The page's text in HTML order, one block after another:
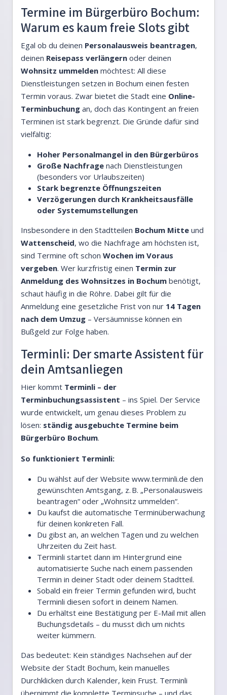
Termine im Bürgerbüro Bochum:
Warum es kaum freie Slots gibt
Egal ob du deinen Personalausweis beantragen,
deinen Reisepass verlängern oder deinen
Wohnsitz ummelden möchtest: All diese
Dienstleistungen setzen in Bochum einen festen
Termin voraus. Zwar bietet die Stadt eine Online-
Terminbuchung an, doch das Kontingent an freien
Terminen ist stark begrenzt. Die Gründe dafür sind
vielfältig:
Hoher Personalmangel in den Bürgerbüros
Große Nachfrage nach Dienstleistungen
(besonders vor Urlaubszeiten)
Stark begrenzte Öffnungszeiten
Verzögerungen durch Krankheitsausfälle
oder Systemumstellungen
Insbesondere in den Stadtteilen Bochum Mitte und
Wattenscheid, wo die Nachfrage am höchsten ist,
sind Termine oft schon Wochen im Voraus
vergeben. Wer kurzfristig einen Termin zur
Anmeldung des Wohnsitzes in Bochum benötigt,
schaut häufig in die Röhre. Dabei gilt für die
Anmeldung eine gesetzliche Frist von nur 14 Tagen
nach dem Umzug – Versäumnisse können ein
Bußgeld zur Folge haben.
Terminli: Der smarte Assistent für
dein Amtsanliegen
Hier kommt Terminli – der
Terminbuchungsassistent – ins Spiel. Der Service
wurde entwickelt, um genau dieses Problem zu
lösen: ständig ausgebuchte Termine beim
Bürgerbüro Bochum.
So funktioniert Terminli:
Du wählst auf der Website www.terminli.de den
gewünschten Amtsgang, z. B. „Personalausweis
beantragen“ oder „Wohnsitz ummelden“.
Du kaufst die automatische Terminüberwachung
für deinen konkreten Fall.
Du gibst an, an welchen Tagen und zu welchen
Uhrzeiten du Zeit hast.
Terminli startet dann im Hintergrund eine
automatisierte Suche nach einem passenden
Termin in deiner Stadt oder deinem Stadtteil.
Sobald ein freier Termin gefunden wird, bucht
Terminli diesen sofort in deinem Namen.
Du erhältst eine Bestätigung per E-Mail mit allen
Buchungsdetails – du musst dich um nichts
weiter kümmern.
Das bedeutet: Kein ständiges Nachsehen auf der
Website der Stadt Bochum, kein manuelles
Durchklicken durch Kalender, kein Frust. Terminli